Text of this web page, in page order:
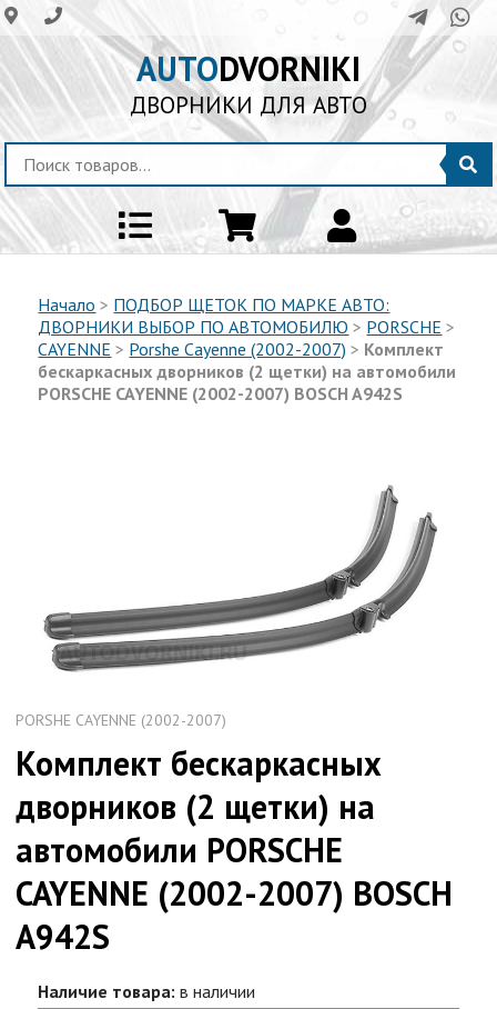
AUTODVORNIKI
ДВОРНИКИ ДЛЯ АВТО
Начало > ПОДБОР ЩЕТОК ПО МАРКЕ АВТО:
ДВОРНИКИ ВЫБОР ПО АВТОМОБИЛЮ > PORSCHE >
CAYENNE > Porshe Cayenne (2002-2007) > Комплект
бескаркаcных дворников (2 щетки) на автомобили
PORSCHE CAYENNE (2002-2007) BOSCH A942S
PORSHE CAYENNE (2002-2007)
Комплект бескаркаcных
дворников (2 щетки) на
автомобили PORSCHE
CAYENNE (2002-2007) BOSCH
A942S
Наличие товара: в наличии